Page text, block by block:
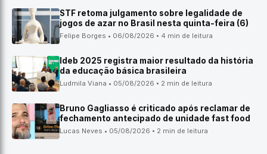
STF retoma julgamento sobre legalidade de
jogos de azar no Brasil nesta quinta-feira (6)
Felipe Borges • 06/08/2026 • 4 min de leitura
Ideb 2025 registra maior resultado da história
da educação básica brasileira
Ludmila Viana • 05/08/2026 • 2 min de leitura
Bruno Gagliasso é criticado após reclamar de
fechamento antecipado de unidade fast food
Lucas Neves • 05/08/2026 • 2 min de leitura